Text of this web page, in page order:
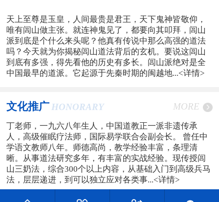
天上至尊是玉皇，人间最贵是君王，天下鬼神皆敬仰，
唯有闾山做主张。就连神鬼见了，都要向其叩拜，闾山
派到底是个什么来头呢？他真有传说中那么高强的道法
吗？今天就为你揭秘闾山道法背后的玄机。要说这闾山
到底有多强，得先看他的历史有多长。闾山派绝对是全
中国最早的道派。它起源于先秦时期的闽越地...<详情>
文化推广 HONORARY MORE
丁老师，一九六八年生人，中国道教正一派非遗传承
人，高级催眠疗法师，国际易学联合会副会长。 曾任中
学语文教师八年。师德高尚，教学经验丰富，条理清
晰。从事道法研究多年，有丰富的实战经验。现传授闾
山三奶法，综合300个以上内容，从基础入门到高级兵马
法，层层递进，到可以独立应对各类事...<详情>